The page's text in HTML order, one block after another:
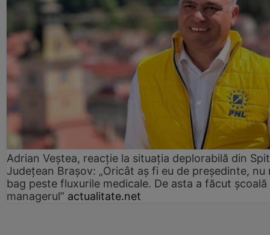
Adrian Veștea, reacție la situația deplorabilă din
Județean Brașov: „Oricât aș fi eu de președinte, nu
bag peste fluxurile medicale. De asta a făcut școală
managerul” actualitate.net